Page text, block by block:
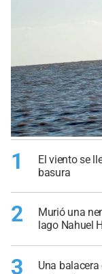
1
El viento se
basura
2
Murió una
lago Nahuel
3
Una